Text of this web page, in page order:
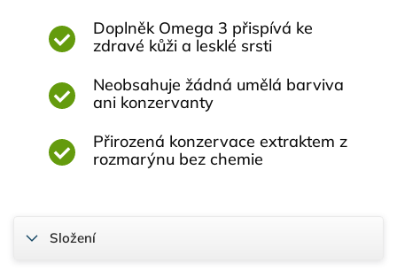
Doplněk Omega 3 přispívá ke
zdravé kůži a lesklé srsti
Neobsahuje žádná umělá barviva
ani konzervanty
Přirozená konzervace extraktem z
rozmarýnu bez chemie
Složení